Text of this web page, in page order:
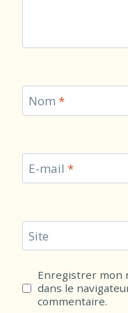
Nom *
E-mail *
Site
Enregistrer mon
dans le
commentaire.